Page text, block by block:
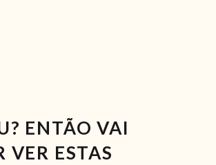
ENTÃO VAI
VER ESTAS